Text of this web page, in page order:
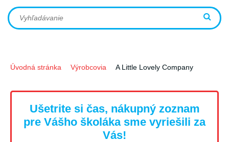
Úvodná stránka Výrobcovia A Little Lovely Company
Ušetrite si čas, nákupný zoznam
pre Vášho školáka sme vyriešili za
Vás!